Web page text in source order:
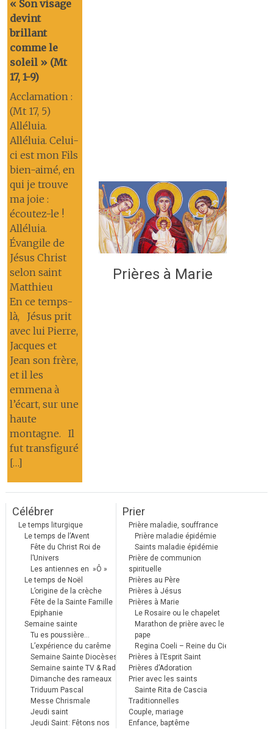
« Son visage
devint
brillant
comme le
soleil » (Mt
17, 1-9)
Acclamation :
(Mt 17, 5)
Alléluia.
Alléluia. Celui-
ci est mon Fils
bien-aimé, en
qui je trouve
ma joie :
écoutez-le !
Alléluia.
Évangile de
Jésus Christ
selon saint
Matthieu
En ce temps-
là, Jésus prit
avec lui Pierre,
Jacques et
Jean son frère,
et il les
emmena à
l’écart, sur une
haute
montagne. Il
fut transfiguré
[…]
Prières à Marie
Célébrer
Le temps liturgique
Le temps de l’Avent
Fête du Christ Roi de
l’Univers
Les antiennes en »Ô »
Le temps de Noël
L’origine de la crèche
Fête de la Sainte Famille
Epiphanie
Semaine sainte
Tu es poussière…
L’expérience du carême
Semaine Sainte Diocèses
Semaine sainte TV & Radio
Dimanche des rameaux
Triduum Pascal
Messe Chrismale
Jeudi saint
Jeudi Saint: Fêtons nos
Prier
Prière maladie, souffrance
Prière maladie épidémie
Saints maladie épidémie
Prière de communion
spirituelle
Prières au Père
Prières à Jésus
Prières à Marie
Le Rosaire ou le chapelet
Marathon de prière avec le
pape
Regina Coeli – Reine du Ciel
Prières à l’Esprit Saint
Prières d’Adoration
Prier avec les saints
Sainte Rita de Cascia
Traditionnelles
Couple, mariage
Enfance, baptême